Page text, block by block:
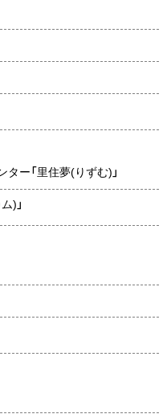
ー「里住夢(りずむ)」
)」